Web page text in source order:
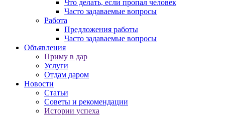
Что делать, если пропал человек
Часто задаваемые вопросы
Работа
Предложения работы
Часто задаваемые вопросы
Объявления
Приму в дар
Услуги
Отдам даром
Новости
Статьи
Советы и рекомендации
Истории успеха